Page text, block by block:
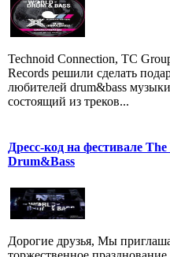
Technoid Connection, TC
Records решили сделать
любителей drum&bass
состоящий из треков...
Дресс-код на фестивале
Drum&Bass
Дорогие друзья, Мы